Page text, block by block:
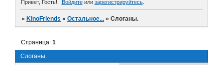
Привет, Гость! Войдитеили зарегистрируйтесь.
»KinoFriends »Остальное... »Слоганы.
Слоганы.
Страница:1